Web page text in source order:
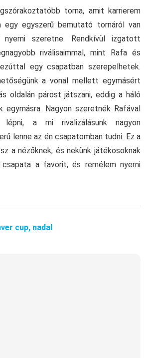
torna, amit karrierem
egy egyszerű bemutató tornáról van
szeretne. Rendkívül izgatott
riválisaimmal, mint Rafa és
egy csapatban szerepelhetek.
a vonal mellett egymásért
oldalán párost játszani, eddig a háló
egymásra. Nagyon szeretnék Rafával
lépni, a mi rivalizálásunk nagyon
lenne az én csapatomban tudni. Ez a
a nézőknek, és nekünk játékosoknak
csapata a favorit, és remélem nyerni
cup, nadal